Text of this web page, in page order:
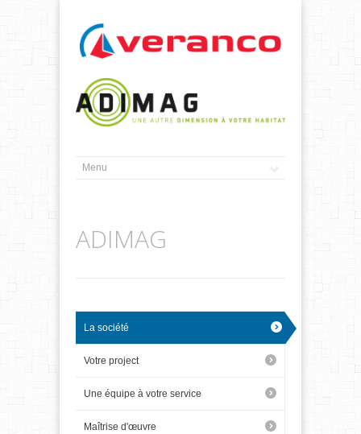
ADIMAG
La société
Votre project
Une équipe à votre service
Maîtrise d'œuvre